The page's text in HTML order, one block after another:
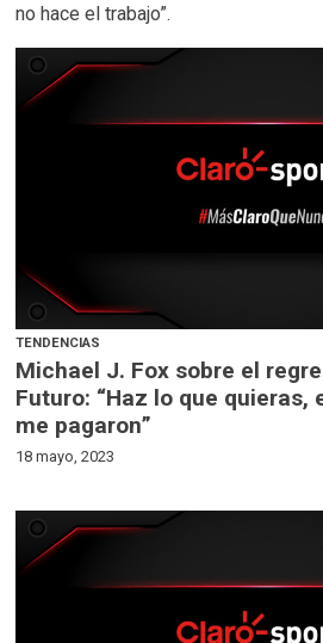
no hace el trabajo”.
TENDENCIAS
Michael J. Fox sobre el
Futuro: “Haz lo que quieras,
me pagaron”
18 mayo, 2023